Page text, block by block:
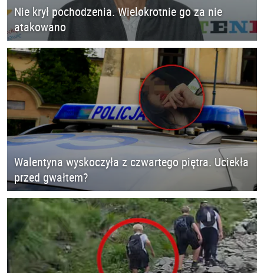
Nie krył pochodzenia. Wielokrotnie go za nie
atakowano
Walentyna wyskoczyła z czwartego piętra. Uciekła
przed gwałtem?